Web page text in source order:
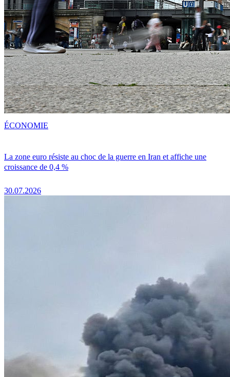
La zone euro résiste au choc de la guerre en Iran et affiche une
croissance de 0,4 %
30.07.2026
ÉCONOMIE